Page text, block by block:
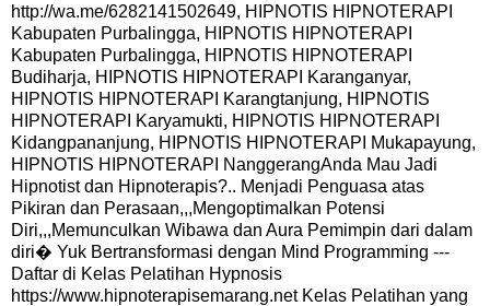
http://wa.me/6282141502649, HIPNOTIS HIPNOTERAPI
Kabupaten Purbalingga, HIPNOTIS HIPNOTERAPI
Kabupaten Purbalingga, HIPNOTIS HIPNOTERAPI
Budiharja, HIPNOTIS HIPNOTERAPI Karanganyar,
HIPNOTIS HIPNOTERAPI Karangtanjung, HIPNOTIS
HIPNOTERAPI Karyamukti, HIPNOTIS HIPNOTERAPI
Kidangpananjung, HIPNOTIS HIPNOTERAPI Mukapayung,
HIPNOTIS HIPNOTERAPI NanggerangAnda Mau Jadi
Hipnotist dan Hipnoterapis?.. Menjadi Penguasa atas
Pikiran dan Perasaan,,,Mengoptimalkan Potensi
Diri,,,Memunculkan Wibawa dan Aura Pemimpin dari dalam
diri� Yuk Bertransformasi dengan Mind Programming ---
Daftar di Kelas Pelatihan Hypnosis
https://www.hipnoterapisemarang.net Kelas Pelatihan yang